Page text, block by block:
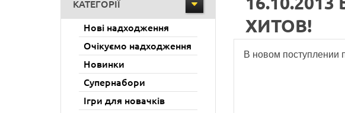
КАТЕГОРІЇ
Нові надходження
Очікуємо надходження
Новинки
Супернабори
Ігри для новачків
ХИТОВ!
В новом поступлении